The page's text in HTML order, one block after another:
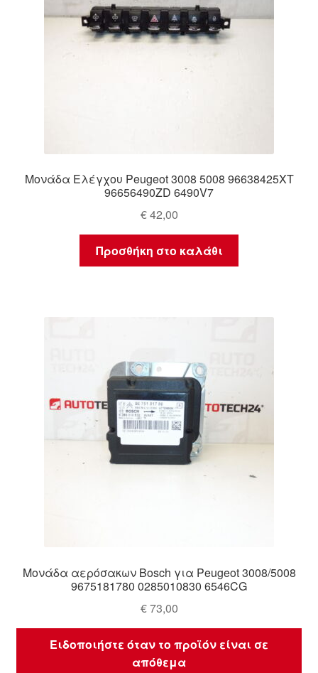
Μονάδα Ελέγχου Peugeot 3008 5008 96638425XT
96656490ZD 6490V7
€42,00
Προσθήκη στο καλάθι
Μονάδα αερόσακων Bosch για Peugeot 3008/5008
9675181780 0285010830 6546CG
€73,00
Ειδοποιήστε όταν το προϊόν είναι σε
απόθεμα